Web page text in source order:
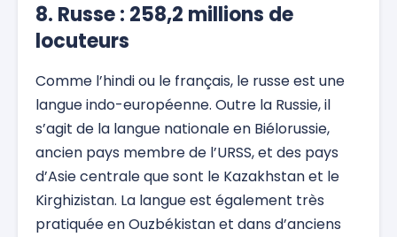
8. Russe : 258,2 millions de
locuteurs
Comme l’hindi ou le français, le russe est une
langue indo-européenne. Outre la Russie, il
s’agit de la langue nationale en Biélorussie,
ancien pays membre de l’URSS, et des pays
d’Asie centrale que sont le Kazakhstan et le
Kirghizistan. La langue est également très
pratiquée en Ouzbékistan et dans d’anciens